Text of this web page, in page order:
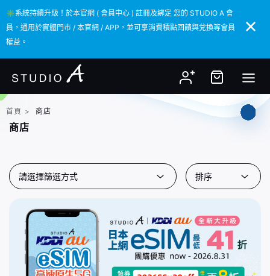
✳️系統持續升級！於本官網 ( 會員中心 ) 註冊及綁定 您的 STUDIO A 會
員，通用於實體門市 / 本官網 / APP，並可享消費積點回饋與兌換等會員
權益。
✳️系統持續升級！於本官網 ( 會員中心 ) 註冊及綁定 您的 STUDIO A 會
員，通用於實體門市 / 本官網 / APP，並可享消費積點回饋與兌換等會員
權益。
首頁 > 商店
商店
請選擇篩選方式 排序